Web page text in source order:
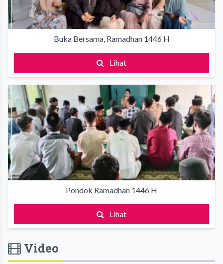
Buka Bersama, Ramadhan 1446 H
Lihat
Pondok Ramadhan 1446 H
Lihat
Video